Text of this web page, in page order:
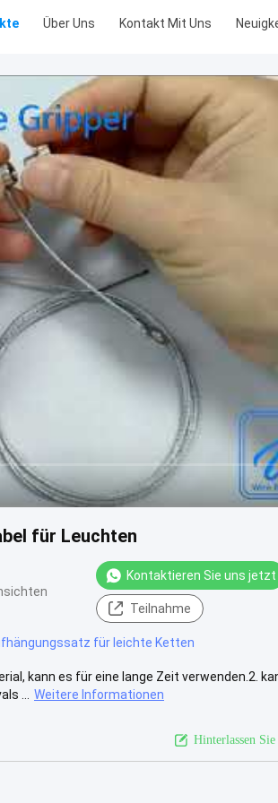
Über Uns Kontakt Mit Uns
für Leuchten
Kontaktieren Sie uns jetzt
Teilnahme
für leichte Ketten
kann es für eine lange Zeit verwenden.2.
...
Weitere Informationen
Hinterlassen